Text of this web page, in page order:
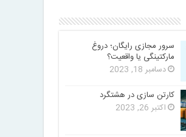
سرور مجازی رایگان؛ دروغ
مارکتینگی یا واقعیت؟
دسامبر 18, 2023
کارتن سازی در هشتگرد
اکتبر 26, 2023